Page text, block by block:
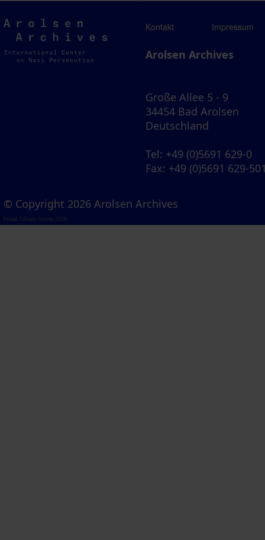
Arolsen
Archives
Kontakt Impressum
Arolsen Archives
Große Allee 5 - 9
34454 Bad Arolsen
Deutschland
Tel: +49 (0)5691 629-0
Fax: +49 (0)5691 629-
© Copyright 2026 Arolsen Archives
Visual Library Server 2026